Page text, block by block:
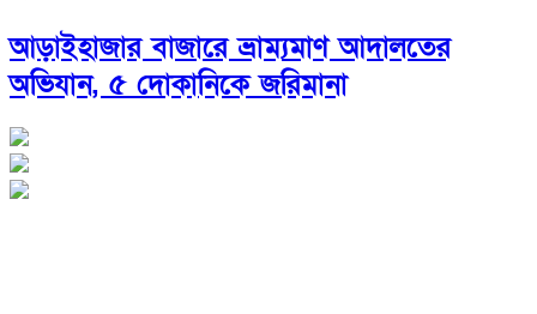
আড়াইহাজার বাজারে ভ্রাম্যমাণ আদালতের
অভিযান, ৫ দোকানিকে জরিমানা